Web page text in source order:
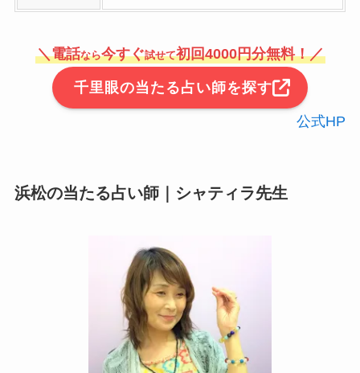
＼電話なら今すぐ試せて初回4000円分無料！／
千里眼の当たる占い師を探す
公式HP
浜松の当たる占い師｜シャティラ先生